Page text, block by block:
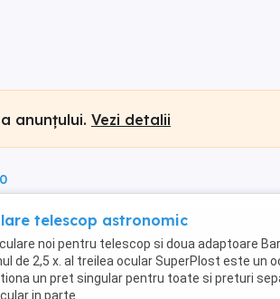
anunțului. Vezi detalii
telescop astronomic
noi pentru telescop si doua adaptoare
de 2,5 x. al treilea ocular SuperPlost este un
un pret singular pentru toate si preturi
in parte.